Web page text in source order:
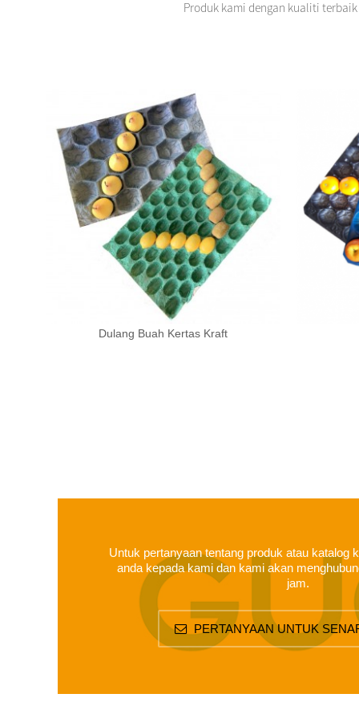
Produk kami dengan kualiti
Dulang Buah Kertas Kraft
Untuk pertanyaan tentang produk atau katalog
anda kepada kami dan kami akan
jam.
PERTANYAAN UNTUK